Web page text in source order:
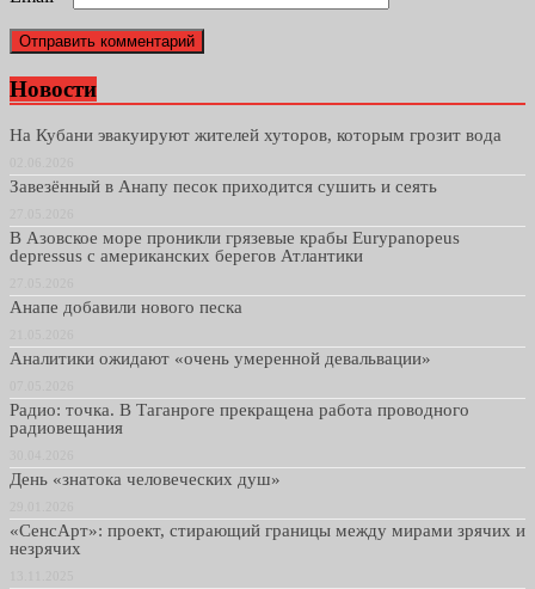
Новости
На Кубани эвакуируют жителей хуторов, которым грозит вода
Завезённый в Анапу песок приходится сушить и сеять
В Азовское море проникли грязевые крабы Eurypanopeus
depressus с американских берегов Атлантики
Анапе добавили нового песка
Аналитики ожидают «очень умеренной девальвации»
Радио: точка. В Таганроге прекращена работа проводного
радиовещания
День «знатока человеческих душ»
«СенсАрт»: проект, стирающий границы между мирами зрячих и
незрячих